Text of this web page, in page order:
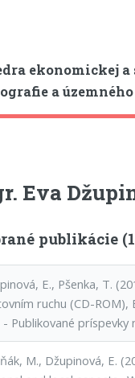
ekonomickej a
a
Eva
publikácie
E., Pšenka, T.
ruchu (CD-ROM),
- Publikované príspevky
M., Džupinová, E.